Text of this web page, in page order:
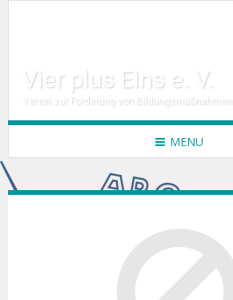
Vier plus Eins e. V.
Verein zur Förderung von Bildungsmaßnahmen
MENU